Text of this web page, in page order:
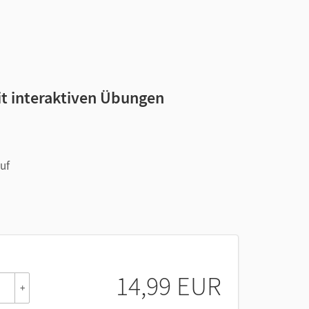
interaktiven Übungen
+ 14,99 EUR